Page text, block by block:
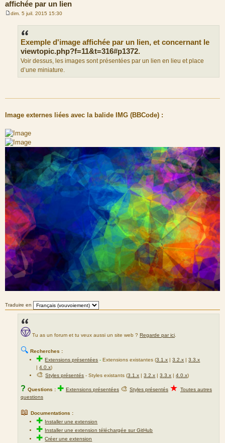
affichée par un lien
dim. 5 juil. 2015 15:30
Exemple d'image affichée par un lien, et concernant le
viewtopic.php?f=11&t=316#p1372.
Voir dessus, les images sont présentées par un lien en lieu et place
d’une miniature.
Image externes liées avec la balide IMG (BBCode) :
Traduire en
Tu as un forum et tu veux aussi un site web ? Regarde par ici
🔍 Recherches :
✚Extensions présentées -Extensions existantes (3.1.x |3.2.x |3.3.x
|4.0.x)
🎨Styles présentés - Styles existants (3.1.x |3.2.x |3.3.x |4.0.x)
? Questions : ✚ Extensions présentées 🎨 Styles présentés ★ Toutes autres
questions
📖 Documentations :
✚ Installer une extension
✚ Installer une extension téléchargée sur GitHub
✚Créer une extension